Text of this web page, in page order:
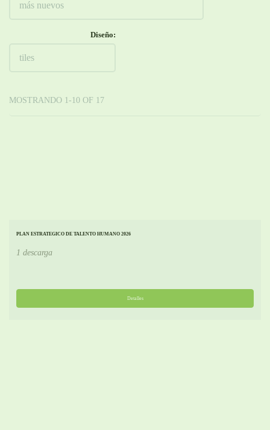
Diseño:
MOSTRANDO 1-10 OF 17
PLAN ESTRATEGICO DE TALENTO HUMANO 2026
1 descarga
Detalles